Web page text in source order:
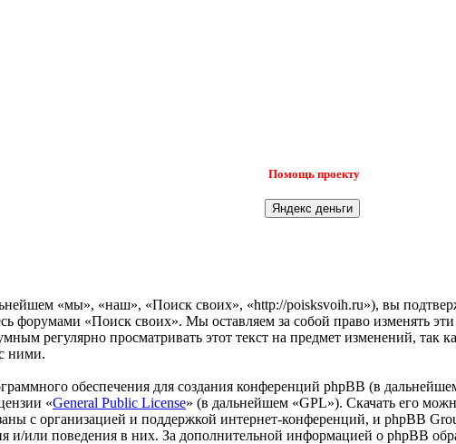
Помощь проекту
«мы», «наш», «Поиск своих», «http://poisksvoih.ru»), вы
форумами «Поиск своих». Мы оставляем за собой право изменять
регулярно просматривать этот текст на предмет изменений, так
ними.
обеспечения для создания конференций phpBB (в
«General Public License» (в дальнейшем «GPL»). Скачать его
с организацией и поддержкой интернет-конференций, и phpBB
и/или поведения в них. За дополнительной информацией о phpBB